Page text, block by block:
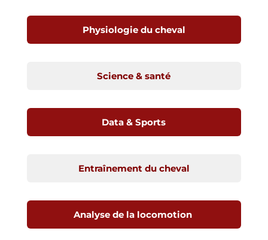
Physiologie du cheval
Science & santé
Data & Sports
Entraînement du cheval
Analyse de la locomotion